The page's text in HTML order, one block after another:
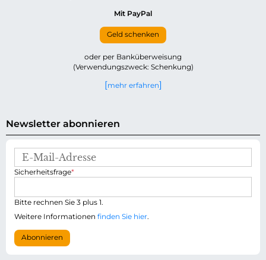
Mit PayPal
Geld schenken
oder per Banküberweisung
(Verwendungszweck: Schenkung)
mehr erfahren
Newsletter abonnieren
M
l
-
d
r
P
i
h
t
f
Sicherheitsfrage*
Bitte rechnen Sie 3 plus 1.
Weitere Informationen finden Sie hier.
Abonnieren